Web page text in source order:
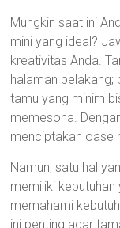
Mungkin saat ini
mini yang ideal?
kreativitas Anda.
halaman belakang;
tamu yang minim
memesona.
menciptakan oase
Namun, satu hal
memiliki
memahami
ini penting agar